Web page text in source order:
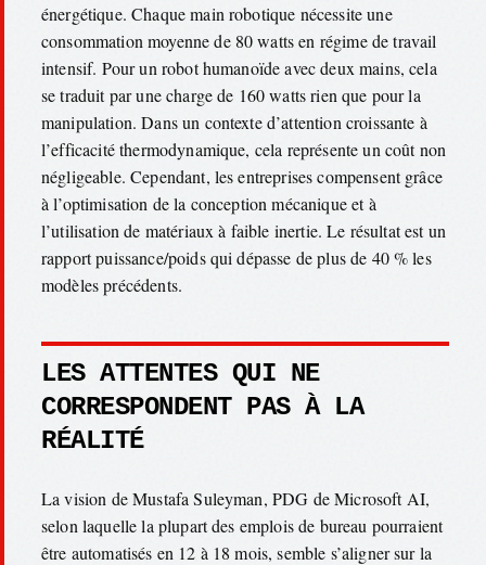
énergétique. Chaque main robotique nécessite une
consommation moyenne de 80 watts en régime de travail
intensif. Pour un robot humanoïde avec deux mains, cela
se traduit par une charge de 160 watts rien que pour la
manipulation. Dans un contexte d’attention croissante à
l’efficacité thermodynamique, cela représente un coût non
négligeable. Cependant, les entreprises compensent grâce
à l’optimisation de la conception mécanique et à
l’utilisation de matériaux à faible inertie. Le résultat est un
rapport puissance/poids qui dépasse de plus de 40 % les
modèles précédents.
LES ATTENTES QUI NE
CORRESPONDENT PAS À LA
RÉALITÉ
La vision de Mustafa Suleyman, PDG de Microsoft AI,
selon laquelle la plupart des emplois de bureau pourraient
être automatisés en 12 à 18 mois, semble s’aligner sur la